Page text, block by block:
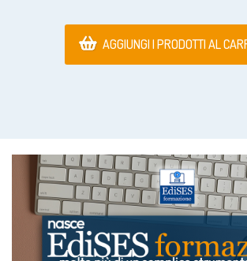
AGGIUNGI I PRODOTTI AL